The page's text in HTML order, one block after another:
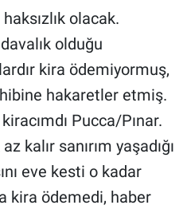
olacak.
olduğu
kira ödemiyormuş,
hakaretler etmiş.
Pucca/Pınar.
kalır sanırım yaşadığı
eve kesti o kadar
kira ödemedi, haber